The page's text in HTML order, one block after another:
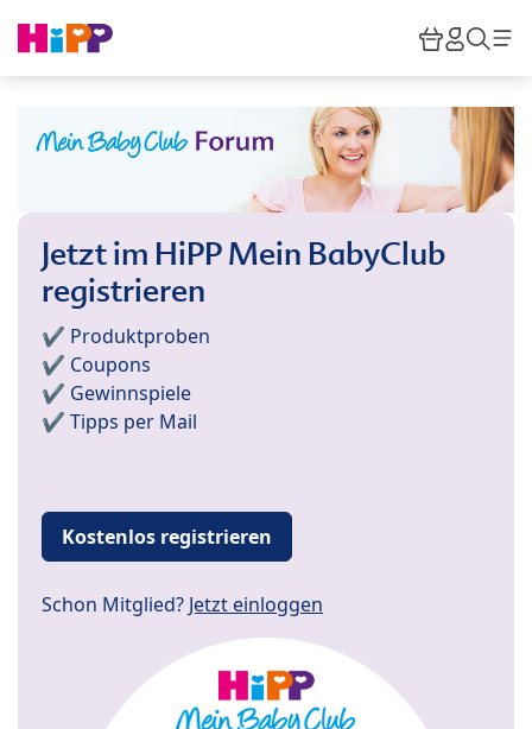
HiPP
Jetzt im HiPP Mein BabyClub
registrieren
✔️ Produktproben
✔️ Coupons
✔️ Gewinnspiele
✔️ Tipps per Mail
Kostenlos registrieren
Schon Mitglied? Jetzt einloggen